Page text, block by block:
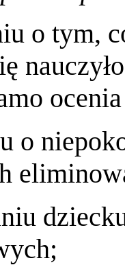
o tym,
o